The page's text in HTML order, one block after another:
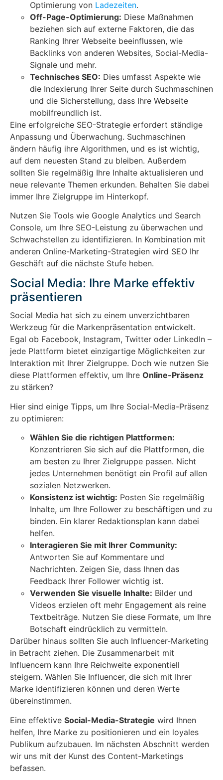
Optimierung von Ladezeiten.
Off-Page-Optimierung: Diese Maßnahmen
beziehen sich auf externe Faktoren, die das
Ranking Ihrer Webseite beeinflussen, wie
Backlinks von anderen Websites, Social-Media-
Signale und mehr.
Technisches SEO: Dies umfasst Aspekte wie
die Indexierung Ihrer Seite durch Suchmaschinen
und die Sicherstellung, dass Ihre Webseite
mobilfreundlich ist.
Eine erfolgreiche SEO-Strategie erfordert ständige
Anpassung und Überwachung. Suchmaschinen
ändern häufig ihre Algorithmen, und es ist wichtig,
auf dem neuesten Stand zu bleiben. Außerdem
sollten Sie regelmäßig Ihre Inhalte aktualisieren und
neue relevante Themen erkunden. Behalten Sie dabei
immer Ihre Zielgruppe im Hinterkopf.
Nutzen Sie Tools wie Google Analytics und Search
Console, um Ihre SEO-Leistung zu überwachen und
Schwachstellen zu identifizieren. In Kombination mit
anderen Online-Marketing-Strategien wird SEO Ihr
Geschäft auf die nächste Stufe heben.
Social Media: Ihre Marke effektiv
präsentieren
Social Media hat sich zu einem unverzichtbaren
Werkzeug für die Markenpräsentation entwickelt.
Egal ob Facebook, Instagram, Twitter oder LinkedIn –
jede Plattform bietet einzigartige Möglichkeiten zur
Interaktion mit Ihrer Zielgruppe. Doch wie nutzen Sie
diese Plattformen effektiv, um Ihre Online-Präsenz
zu stärken?
Hier sind einige Tipps, um Ihre Social-Media-Präsenz
zu optimieren:
Wählen Sie die richtigen Plattformen:
Konzentrieren Sie sich auf die Plattformen, die
am besten zu Ihrer Zielgruppe passen. Nicht
jedes Unternehmen benötigt ein Profil auf allen
sozialen Netzwerken.
Konsistenz ist wichtig: Posten Sie regelmäßig
Inhalte, um Ihre Follower zu beschäftigen und zu
binden. Ein klarer Redaktionsplan kann dabei
helfen.
Interagieren Sie mit Ihrer Community:
Antworten Sie auf Kommentare und
Nachrichten. Zeigen Sie, dass Ihnen das
Feedback Ihrer Follower wichtig ist.
Verwenden Sie visuelle Inhalte: Bilder und
Videos erzielen oft mehr Engagement als reine
Textbeiträge. Nutzen Sie diese Formate, um Ihre
Botschaft eindrücklich zu vermitteln.
Darüber hinaus sollten Sie auch Influencer-Marketing
in Betracht ziehen. Die Zusammenarbeit mit
Influencern kann Ihre Reichweite exponentiell
steigern. Wählen Sie Influencer, die sich mit Ihrer
Marke identifizieren können und deren Werte
übereinstimmen.
Eine effektive Social-Media-Strategie wird Ihnen
helfen, Ihre Marke zu positionieren und ein loyales
Publikum aufzubauen. Im nächsten Abschnitt werden
wir uns mit der Kunst des Content-Marketings
befassen.